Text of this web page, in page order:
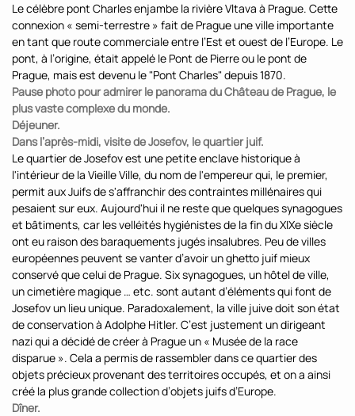
Le célèbre pont Charles enjambe la rivière Vltava à Prague. Cette
connexion « semi-terrestre » fait de Prague une ville importante
en tant que route commerciale entre l’Est et ouest de l’Europe. Le
pont, à l’origine, était appelé le Pont de Pierre ou le pont de
Prague, mais est devenu le "Pont Charles" depuis 1870.
Pause photo pour admirer le panorama du Château de Prague, le
plus vaste complexe du monde.
Déjeuner.
Dans l’après-midi, visite de Josefov, le quartier juif.
Le quartier de Josefov est une petite enclave historique à
l'intérieur de la Vieille Ville, du nom de l'empereur qui, le premier,
permit aux Juifs de s'affranchir des contraintes millénaires qui
pesaient sur eux. Aujourd'hui il ne reste que quelques synagogues
et bâtiments, car les velléités hygiénistes de la fin du XIXe siècle
ont eu raison des baraquements jugés insalubres. Peu de villes
européennes peuvent se vanter d’avoir un ghetto juif mieux
conservé que celui de Prague. Six synagogues, un hôtel de ville,
un cimetière magique … etc. sont autant d’éléments qui font de
Josefov un lieu unique. Paradoxalement, la ville juive doit son état
de conservation à Adolphe Hitler. C’est justement un dirigeant
nazi qui a décidé de créer à Prague un « Musée de la race
disparue ». Cela a permis de rassembler dans ce quartier des
objets précieux provenant des territoires occupés, et on a ainsi
créé la plus grande collection d’objets juifs d’Europe.
Dîner.